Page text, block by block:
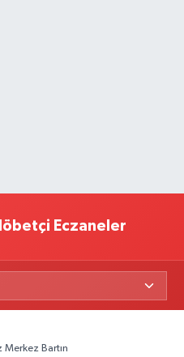
Eczaneler
Bartın